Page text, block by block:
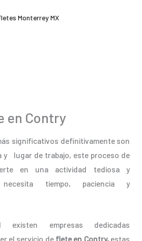
Monterrey MX
en Contry
significativos definitivamente son
y lugar de trabajo, este proceso de
en una actividad tediosa y
tiempo, paciencia y
empresas dedicadas
el servicio deflete en Contry,estas